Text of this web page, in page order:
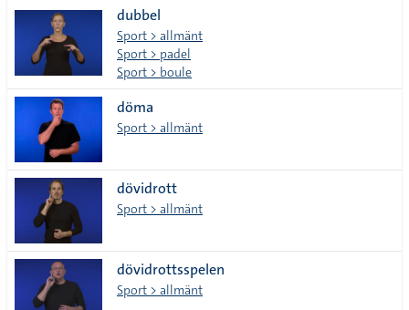
dubbel
Sport > allmänt
Sport > padel
Sport > boule
döma
Sport > allmänt
dövidrott
Sport > allmänt
dövidrottsspelen
Sport > allmänt